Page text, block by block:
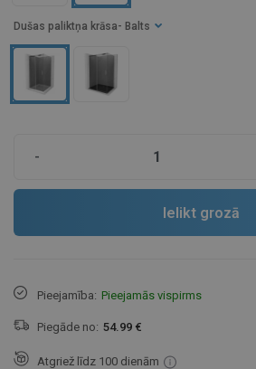
Dušas paliktņa krāsa - Balts
-
Ielikt grozā
Pieejamība: Pieejamās vispirms
Piegāde no: 54.99 €
Atgriež līdz 100 dienām